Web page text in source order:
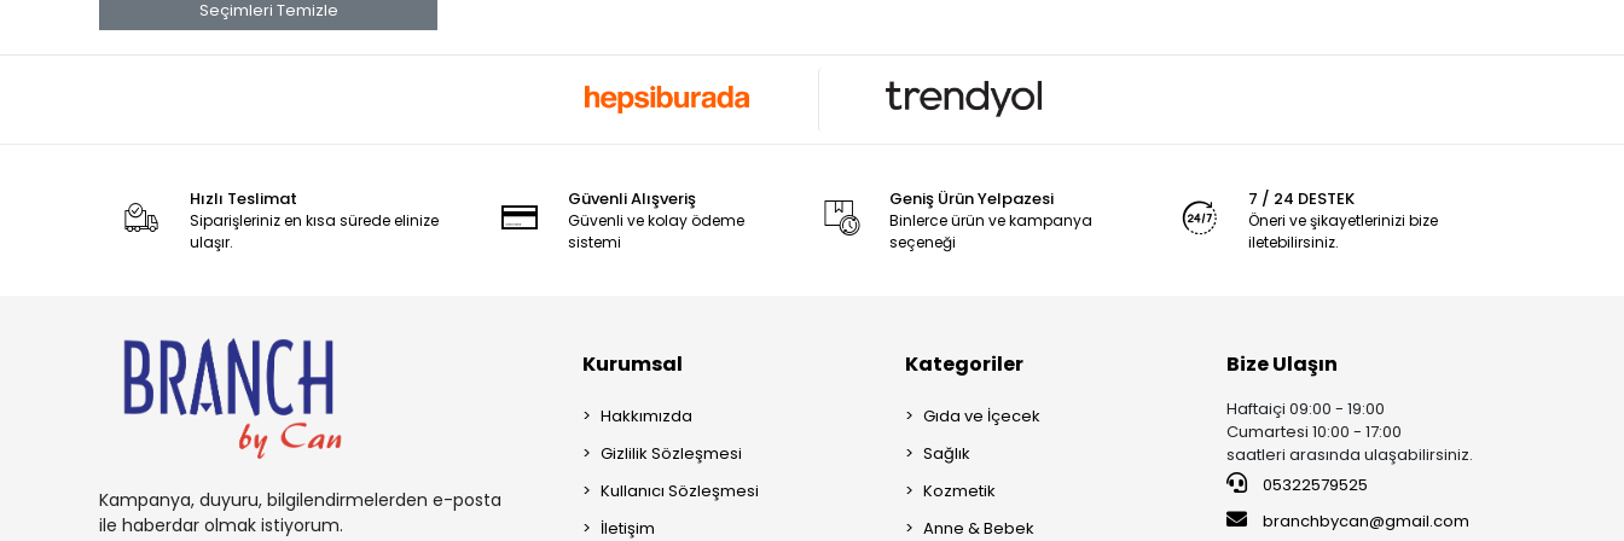
banana
Banana Boat
bluey
BURT'S
Cadbury
CARAMİA
Seçimleri Temizle
Hızlı Teslimat
Siparişleriniz en kısa sürede elinize
ulaşır.
Güvenli Alışveriş
Güvenli ve kolay ödeme
sistemi
Geniş Ürün Yelpazesi
Binlerce ürün ve kampanya
seçeneği
7 / 24 DESTEK
Öneri ve şikayetlerinizi bize
iletebilirsiniz.
Kampanya, duyuru, bilgilendirmelerden e-posta
ile haberdar olmak istiyorum.
Kurumsal
Hakkımızda
Gizlilik Sözleşmesi
Kullanıcı Sözleşmesi
İletişim
Kategoriler
Gıda ve İçecek
Sağlık
Kozmetik
Anne & Bebek
Bize Ulaşın
Haftaiçi 09:00 - 19:00
Cumartesi 10:00 - 17:00
saatleri arasında ulaşabilirsiniz.
05322579525
branchbycan@gmail.com